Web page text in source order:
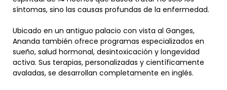
síntomas, sino las causas profundas de la enfermedad.
Ubicado en un antiguo palacio con vista al Ganges,
Ananda también ofrece programas especializados en
sueño, salud hormonal, desintoxicación y longevidad
activa. Sus terapias, personalizadas y científicamente
avaladas, se desarrollan completamente en inglés.